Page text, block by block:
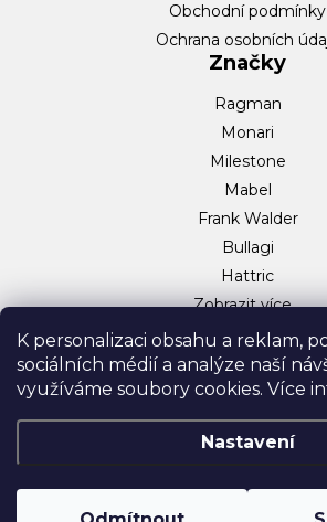
K personalizaci obsahu a reklam,
sociálních médií a analýze naší
využíváme soubory cookies. Více
Nastavení
Obchodní podmínky
Ochrana osobních
Značky
Ragman
Monari
Milestone
Mabel
Frank Walder
Bullagi
Hattric
Zobrazit více…
Sociální sítě
Facebook
Instagram
TikTok